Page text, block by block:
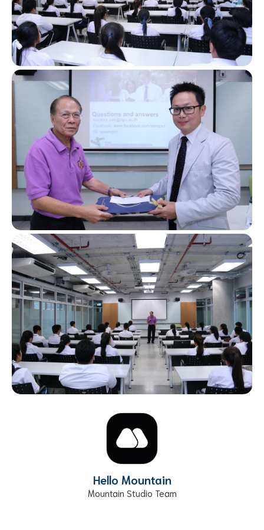
Hello Mountain
Mountain Studio Team